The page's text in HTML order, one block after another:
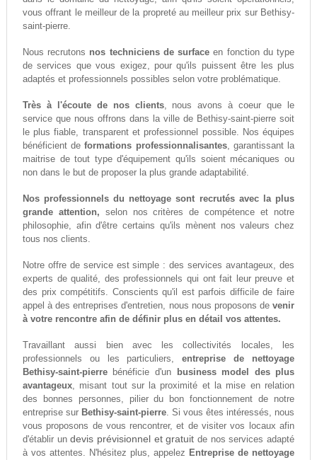
vous offrant le meilleur de la propreté au meilleur prix sur Bethisy-
saint-pierre.
Nous recrutons nos techniciens de surface en fonction du type
de services que vous exigez, pour qu'ils puissent être les plus
adaptés et professionnels possibles selon votre problématique.
Très à l'écoute de nos clients, nous avons à coeur que le
service que nous offrons dans la ville de Bethisy-saint-pierre soit
le plus fiable, transparent et professionnel possible. Nos équipes
bénéficient deformations professionnalisantes, garantissant la
maitrise de tout type d'équipement qu'ils soient mécaniques ou
non dans le but de proposer la plus grande adaptabilité.
Nos professionnels du nettoyage sont recrutés avec la plus
grande attention, selon nos critères de compétence et notre
philosophie, afin d'être certains qu'ils mènent nos valeurs chez
tous nos clients.
Notre offre de service est simple : des services avantageux, des
experts de qualité, des professionnels qui ont fait leur preuve et
des prix compétitifs. Conscients qu'il est parfois difficile de faire
appel à des entreprises d'entretien, nous nous proposons devenir
à votre rencontre afin de définir plus en détail vos attentes.
Travaillant aussi bien avec les collectivités locales, les
professionnels ou les particuliers,entreprise de nettoyage
Bethisy-saint-pierrebénéficie d'un
business model des plus
avantageux, misant tout sur la proximité et la mise en relation
des bonnes personnes, pilier du bon fonctionnement de notre
entreprise sur Bethisy-saint-pierre. Si vous êtes intéressés, nous
vous proposons de vous rencontrer, et de visiter vos locaux afin
d'établir undevis prévisionnel et gratuit de nos services adapté
à vos attentes. N'hésitez plus, appelez Entreprise de nettoyage